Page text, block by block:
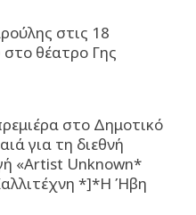
στις 18
στο θέατρο Γης
στο Δημοτικό
για τη διεθνή
«Artist Unknown*
*]*Η Ήβη